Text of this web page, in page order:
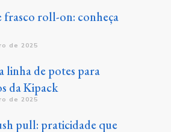
frasco roll-on: conheça
de 2025
linha de potes para
da Kipack
de 2025
pull: praticidade que